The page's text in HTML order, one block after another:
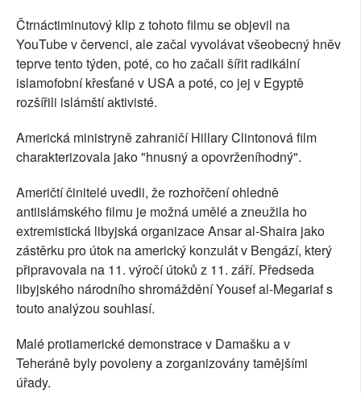
Čtrnáctiminutový klip z tohoto filmu se objevil na
YouTube v červenci, ale začal vyvolávat všeobecný hněv
teprve tento týden, poté, co ho začali šířit radikální
islamofobní křesťané v USA a poté, co jej v Egyptě
rozšířili islámští aktivisté.
Americká ministryně zahraničí Hillary Clintonová film
charakterizovala jako "hnusný a opovrženíhodný".
Američtí činitelé uvedli, že rozhořčení ohledně
antiislámského filmu je možná umělé a zneužila ho
extremistická libyjská organizace Ansar al-Shaira jako
zástěrku pro útok na americký konzulát v Bengází, který
připravovala na 11. výročí útoků z 11. září. Předseda
libyjského národního shromáždění Yousef al-Megariaf s
touto analýzou souhlasí.
Malé protiamerické demonstrace v Damašku a v
Teheráně byly povoleny a zorganizovány tamějšími
úřady.